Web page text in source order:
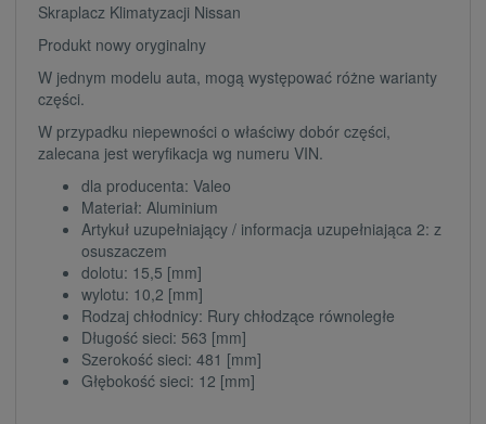
Skraplacz Klimatyzacji Nissan
Produkt nowy oryginalny
W jednym modelu auta, mogą występować różne warianty
części.
W przypadku niepewności o właściwy dobór części,
zalecana jest weryfikacja wg numeru VIN.
dla producenta: Valeo
Materiał: Aluminium
Artykuł uzupełniający / informacja uzupełniająca 2: z
osuszaczem
dolotu: 15,5 [mm]
wylotu: 10,2 [mm]
Rodzaj chłodnicy: Rury chłodzące równoległe
Długość sieci: 563 [mm]
Szerokość sieci: 481 [mm]
Głębokość sieci: 12 [mm]